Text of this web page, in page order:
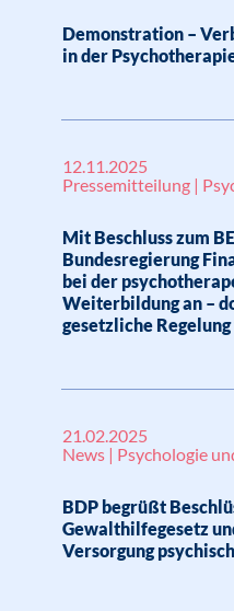
Demonstration –
in der
12.11.2025
Pressemitteilung |
Mit Beschluss zum
Bundesregierung
bei der
Weiterbildung an –
gesetzliche
21.02.2025
News | Psychologie
BDP begrüßt
Gewalthilfegesetz
Versorgung